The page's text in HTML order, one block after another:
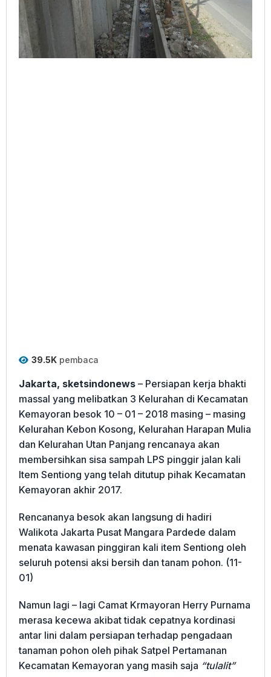
39.5K pembaca
Jakarta, sketsindonews – Persiapan kerja bhakti
massal yang melibatkan 3 Kelurahan di Kecamatan
Kemayoran besok 10 – 01 – 2018 masing – masing
Kelurahan Kebon Kosong, Kelurahan Harapan Mulia
dan Kelurahan Utan Panjang rencanaya akan
membersihkan sisa sampah LPS pinggir jalan kali
Item Sentiong yang telah ditutup pihak Kecamatan
Kemayoran akhir 2017.
Rencananya besok akan langsung di hadiri
Walikota Jakarta Pusat Mangara Pardede dalam
menata kawasan pinggiran kali item Sentiong oleh
seluruh potensi aksi bersih dan tanam pohon. (11-
01)
Namun lagi – lagi Camat Krmayoran Herry Purnama
merasa kecewa akibat tidak cepatnya kordinasi
antar lini dalam persiapan terhadap pengadaan
tanaman pohon oleh pihak Satpel Pertamanan
Kecamatan Kemayoran yang masih saja “tulalit”